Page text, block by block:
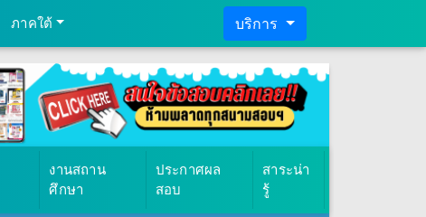
ภาคใต้ บริการ
งานสถาน
ศึกษา
ประกาศผล
สอบ
สาระน่า
รู้